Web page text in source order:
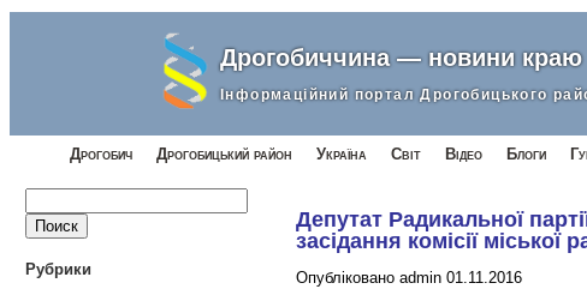
Дрогобиччина — новини краю
Інформаційний портал Дрогобицького
Дрогобич Дрогобицький район Україна Світ Відео Блоги
Рубрики
Депутат Радикальної
засідання комісії міської
Опубліковано admin 01.11.2016